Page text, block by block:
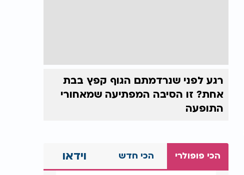
רגע לפני שנרדמתם הגוף קפץ בבת
אחת? זו הסיבה המפתיעה שמאחורי
התופעה
הכי פופולרי הכי חדש וידאו